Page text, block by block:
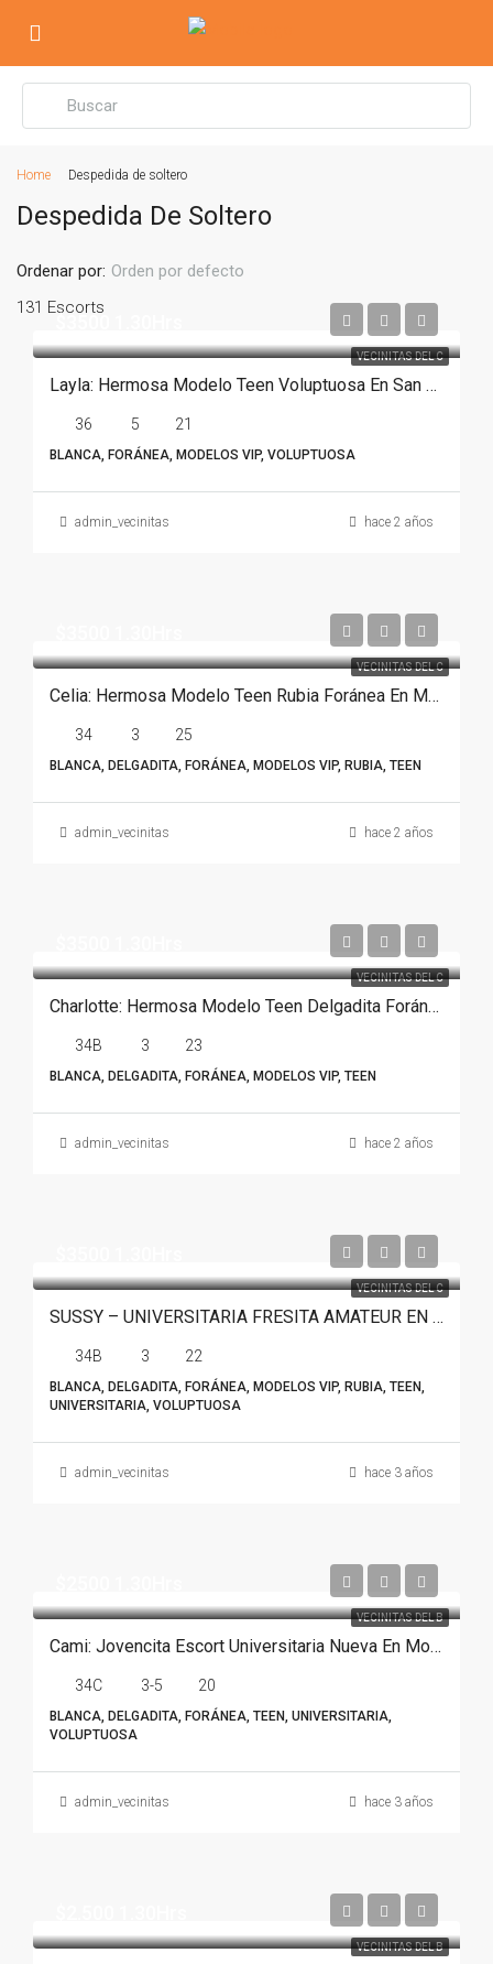
Home Despedida de soltero
Despedida De Soltero
131 Escorts
Ordenar por: Orden por defecto
VECINITAS DEL C
Layla: Hermosa Modelo Teen Voluptuosa En San Pedro
36 5 21
BLANCA, FORÁNEA, MODELOS VIP, VOLUPTUOSA
admin_vecinitas hace 2 años
VECINITAS DEL C
Celia: Hermosa Modelo Teen Rubia Foránea En Monterrey
34 3 25
BLANCA, DELGADITA, FORÁNEA, MODELOS VIP, RUBIA, TEEN
admin_vecinitas hace 2 años
VECINITAS DEL C
Charlotte: Hermosa Modelo Teen Delgadita Foránea En Monterrey
34B 3 23
BLANCA, DELGADITA, FORÁNEA, MODELOS VIP, TEEN
admin_vecinitas hace 2 años
VECINITAS DEL C
SUSSY – UNIVERSITARIA FRESITA AMATEUR EN MONTERREY
34B 3 22
BLANCA, DELGADITA, FORÁNEA, MODELOS VIP, RUBIA, TEEN,
UNIVERSITARIA, VOLUPTUOSA
admin_vecinitas hace 3 años
VECINITAS DEL B
Cami: Jovencita Escort Universitaria Nueva En Monterrey
34C 3-5 20
BLANCA, DELGADITA, FORÁNEA, TEEN, UNIVERSITARIA,
VOLUPTUOSA
admin_vecinitas hace 3 años
VECINITAS DEL B